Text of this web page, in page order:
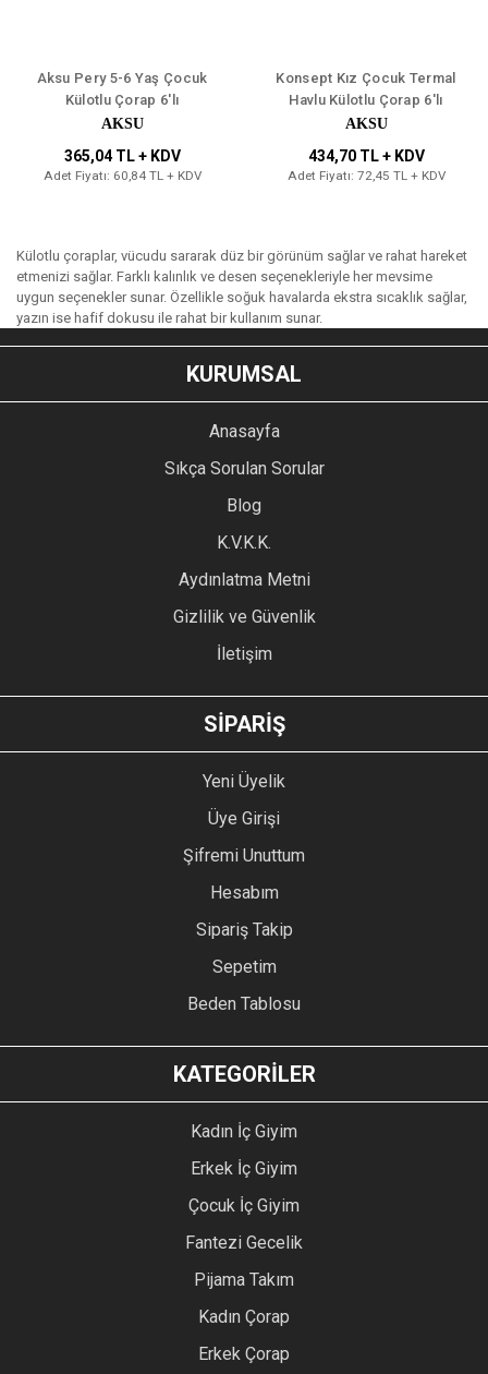
Aksu Pery 5-6 Yaş Çocuk
Külotlu Çorap 6'lı
AKSU
365,04 TL + KDV
Adet Fiyatı: 60,84 TL + KDV
Konsept Kız Çocuk Termal
Havlu Külotlu Çorap 6'lı
AKSU
434,70 TL + KDV
Adet Fiyatı: 72,45 TL + KDV
Külotlu çoraplar, vücudu sararak düz bir görünüm sağlar ve rahat hareket
etmenizi sağlar. Farklı kalınlık ve desen seçenekleriyle her mevsime
uygun seçenekler sunar. Özellikle soğuk havalarda ekstra sıcaklık sağlar,
yazın ise hafif dokusu ile rahat bir kullanım sunar.
KURUMSAL
Anasayfa
Sıkça Sorulan Sorular
Blog
K.V.K.K.
Aydınlatma Metni
Gizlilik ve Güvenlik
İletişim
SİPARİŞ
Yeni Üyelik
Üye Girişi
Şifremi Unuttum
Hesabım
Sipariş Takip
Sepetim
Beden Tablosu
KATEGORİLER
Kadın İç Giyim
Erkek İç Giyim
Çocuk İç Giyim
Fantezi Gecelik
Pijama Takım
Kadın Çorap
Erkek Çorap